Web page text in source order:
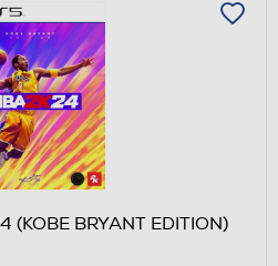
(KOBE BRYANT EDITION)